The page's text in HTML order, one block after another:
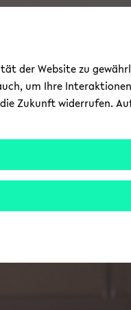
der Website zu
um Ihre
Zukunft widerrufen.